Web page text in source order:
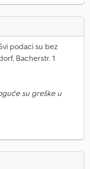
podaci su bez
Bacherstr. 1
su greške u